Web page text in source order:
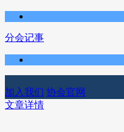
分会记事
加入我们 协会官网
文章详情